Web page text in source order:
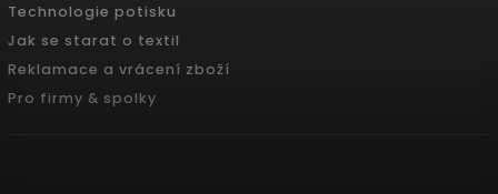
Technologie potisku
Jak se starat o textil
Reklamace a vrácení zboží
Pro firmy & spolky